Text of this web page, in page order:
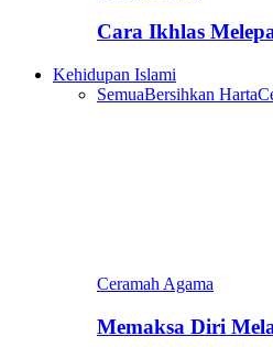
Cara Ikhlas
Kehidupan Islami
SemuaBersihkan Harta
Ceramah Agama
Memaksa Diri